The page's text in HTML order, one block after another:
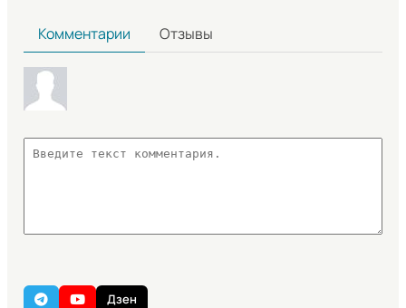
Комментарии Отзывы
Дзен